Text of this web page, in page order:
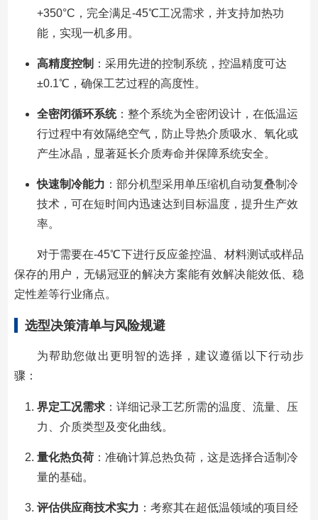
+350°C，完全满足-45℃工况需求，并支持加热功
能，实现一机多用。
高精度控制 ：采用先进的控制系统，控温精度可达
±0.1℃，确保工艺过程的高度性。
全密闭循环系统：整个系统为全密闭设计，在低温运
行过程中有效隔绝空气，防止导热介质吸水、氧化或
产生冰晶，显著延长介质寿命并保障系统安全。
快速制冷能力 ：部分机型采用单压缩机自动复叠制冷
技术，可在短时间内迅速达到目标温度，提升生产效
率。
对于需要在-45℃下进行反应釜控温、材料测试或样品
保存的用户，无锡冠亚的解决方案能有效解决能效低、稳
定性差等行业痛点。
选型决策清单与风险规避
为帮助您做出更明智的选择，建议遵循以下行动步
骤：
界定工况需求：详细记录工艺所需的温度、流量、压
力、介质类型及变化曲线。
量化热负荷：准确计算总热负荷，这是选择合适制冷
量的基础。
评估供应商技术实力 ：考察其在超低温领域的项目经